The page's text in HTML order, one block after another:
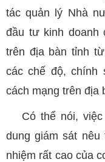
tác quản lý Nhà
đầu tư kinh doanh
trên địa bàn tỉnh
các chế độ, chính
cách mạng trên địa
Có thể nói,
dung giám sát nêu
nhiệm rất cao của